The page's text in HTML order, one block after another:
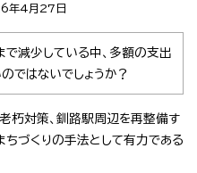
年4月27日
減少している中、多額の支出
ではないでしょうか？
朽対策、釧路駅周辺を再整備す
ちづくりの手法として有力である